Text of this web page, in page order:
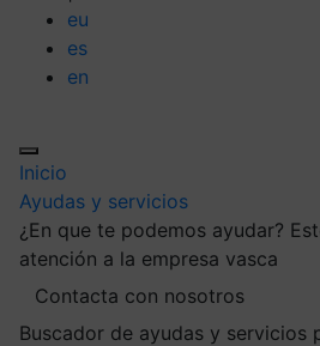
eu
es
en
Inicio
Ayudas y servicios
¿En que te podemos ayudar?
atención a la empresa vasca
Contacta con nosotros
Buscador de ayudas y servicios